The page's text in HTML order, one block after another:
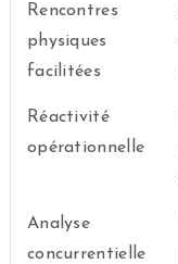
Rencontres
physiques
facilitées
Réactivité
opérationnelle
Analyse
concurrentielle